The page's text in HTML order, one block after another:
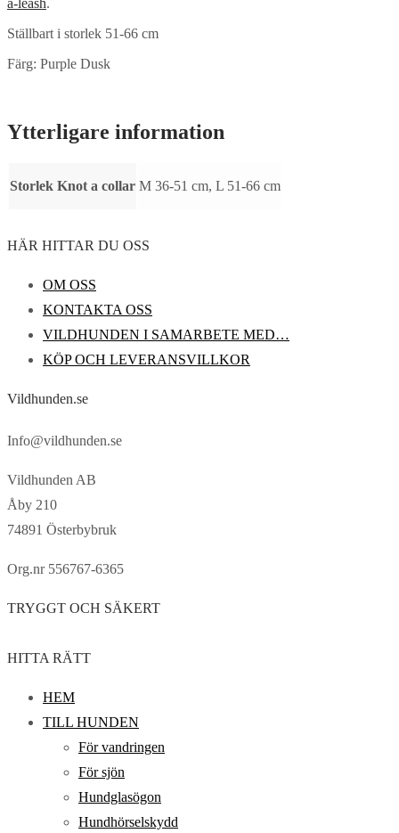
Ställbart i storlek 51-66 cm
Färg: Purple Dusk
Ytterligare information
Storlek Knot a collar M 36-51 cm, L 51-66 cm
HÄR HITTAR DU OSS
OM OSS
KONTAKTA OSS
VILDHUNDEN I SAMARBETE MED…
KÖP OCH LEVERANSVILLKOR
Vildhunden.se
Info@vildhunden.se
Vildhunden AB
Åby 210
74891 Österbybruk
Org.nr 556767-6365
TRYGGT OCH SÄKERT
HITTA RÄTT
HEM
TILL HUNDEN
För vandringen
För sjön
Hundglasögon
Hundhörselskydd